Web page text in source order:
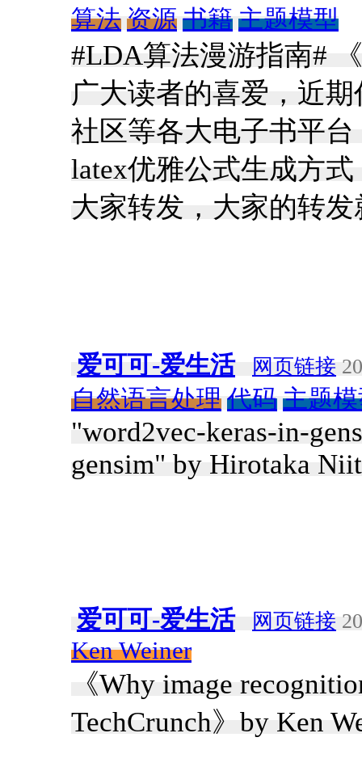
算法 资源 书籍 主题模型
#LDA算法漫游指南#
广大读者的喜爱，近
社区等各大电子书平
latex优雅公式生成方
大家转发，大家的转
爱可可-爱生活 网页链接
自然语言处理 代码 主题
"word2vec-keras-in-
gensim" by Hirotaka
爱可可-爱生活 网页链接
Ken Weiner
《Why image
TechCrunch》by Ken